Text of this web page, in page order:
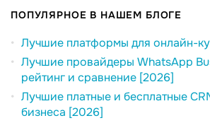
ПОПУЛЯРНОЕ В НАШЕМ БЛОГЕ
Лучшие платформы для онлайн-
Лучшие провайдеры WhatsApp
рейтинг и сравнение [2026]
Лучшие платные и бесплатные
бизнеса [2026]